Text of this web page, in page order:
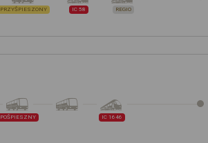
PRZYŚPIESZONY IC 58 REGIO
POŚPIESZNY IC 1646